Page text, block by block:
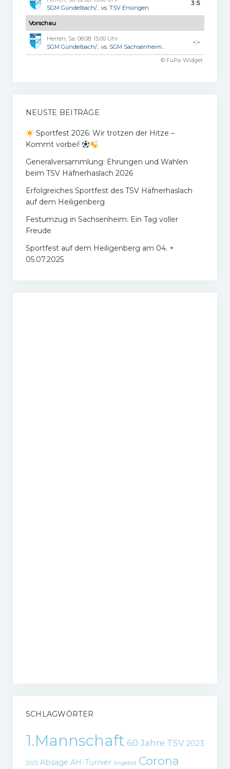
SGM Gündelbach/...vs. TSV Ensingen
3:5
Vorschau
Herren, Sa. 08.08. 15:00 Uhr
SGM Gündelbach/...vs. SGM Sachsenheim...
-:-
© FuPa-Widget
NEUSTE BEITRÄGE
Sportfest 2026: Wir trotzen der Hitze –
Kommt vorbei!
Generalversammlung: Ehrungen und Wahlen
beim TSV Häfnerhaslach 2026
Erfolgreiches Sportfest des TSV Häfnerhaslach
auf dem Heiligenberg
Festumzug in Sachsenheim: Ein Tag voller
Freude
Sportfest auf dem Heiligenberg am 04. +
05.07.2025
SCHLAGWÖRTER
1.Mannschaft 60 Jahre TSV 2023
2025 Absage AH-Turnier Angebot Corona